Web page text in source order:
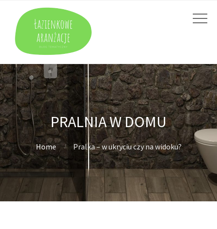
PRALNIA W DOMU
Home Pralka – w ukryciu czy na widoku?